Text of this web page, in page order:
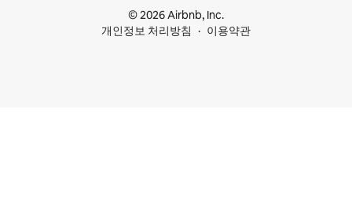
© 2026 Airbnb, Inc.
개인정보 처리방침
이용약관